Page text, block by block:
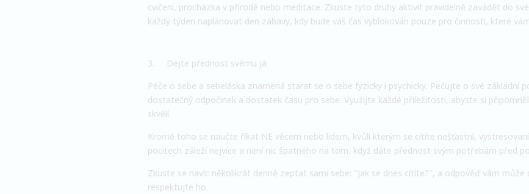
cvičení, procházka v přírodě nebo meditace. Zkuste tyto druhy aktivit pravidelně zavádět do
každý týden naplánovat den zábavy, kdy bude váš čas vyblokován pouze pro činnosti, které
3.
Dejte přednost svému já
Péče o sebe a sebeláska znamená starat se o sebe fyzicky i psychicky. Pečujte o své základní
dostatečný odpočinek a dostatek času pro sebe. Využijte každé příležitosti, abyste si
skvělí.
Kromě toho se naučte říkat NE věcem nebo lidem, kvůli kterým se cítíte nešťastní,
pocitech záleží nejvíce a není nic špatného na tom, když dáte přednost svým potřebám před
Zkuste se navíc několikrát denně zeptat sami sebe: "Jak se dnes cítíte?", a odpověď vám
respektujte ho.